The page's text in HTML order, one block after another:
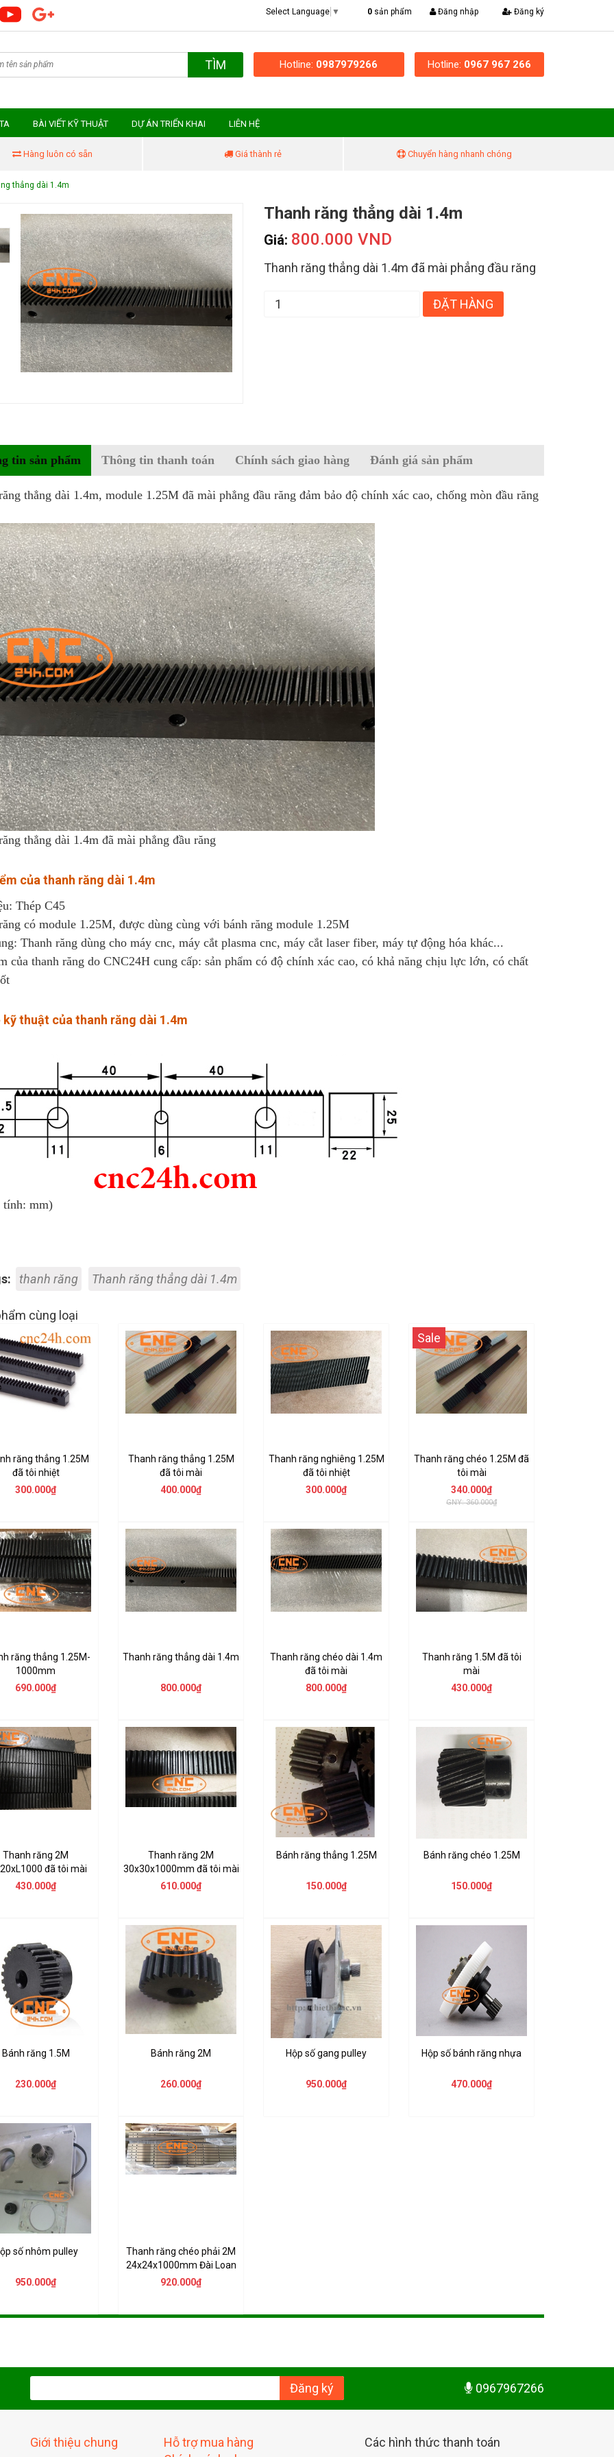
Select Language ▼ 0 sản phẩm Đăng nhập Đăng ký
TÌM Hotline: 0987979266 Hotline: 0967 967 266
BÀI VIẾT KỸ THUẬT DỰ ÁN TRIỂN KHAI LIÊN HỆ
Hàng luôn có sẵn Giá thành rẻ Chuyển hàng nhanh chóng
thẳng dài 1.4m
Thanh răng thẳng dài 1.4m
Giá: 800.000 VND
Thanh răng thẳng dài 1.4m đã mài phẳng đầu răng
ĐẶT HÀNG
tin sản phẩm Thông tin thanh toán Chính sách giao hàng Đánh giá sản phẩm
thẳng dài 1.4m, module 1.25M đã mài phẳng đầu răng đảm bảo độ chính xác cao, chống mòn đầu răng
thẳng dài 1.4m đã mài phẳng đầu răng
của thanh răng dài 1.4m
Thép C45
có module 1.25M, được dùng cùng với bánh răng module 1.25M
Thanh răng dùng cho máy cnc, máy cắt plasma cnc, máy cắt laser fiber, máy tự động hóa khác...
của thanh răng do CNC24H cung cấp: sản phẩm có độ chính xác cao, có khả năng chịu lực lớn, có chất
kỹ thuật của thanh răng dài 1.4m
mm)
thanh răng Thanh răng thẳng dài 1.4m
cùng loại
răng thẳng 1.25M
đã tôi nhiệt
300.000₫
Thanh răng thẳng 1.25M
đã tôi mài
400.000₫
Thanh răng nghiêng 1.25M
đã tôi nhiệt
300.000₫
Sale
Thanh răng chéo 1.25M đã
tôi mài
340.000₫
GNY: 360.000₫
răng thẳng 1.25M-
1000mm
690.000₫
Thanh răng thẳng dài 1.4m
800.000₫
Thanh răng chéo dài 1.4m
đã tôi mài
800.000₫
Thanh răng 1.5M đã tôi
mài
430.000₫
Thanh răng 2M
đã tôi mài
430.000₫
Thanh răng 2M
30x30x1000mm đã tôi mài
610.000₫
Bánh răng thẳng 1.25M
150.000₫
Bánh răng chéo 1.25M
150.000₫
Bánh răng 1.5M
230.000₫
Bánh răng 2M
260.000₫
Hộp số gang pulley
950.000₫
Hộp số bánh răng nhựa
470.000₫
số nhôm pulley
950.000₫
Thanh răng chéo phải 2M
24x24x1000mm Đài Loan
920.000₫
Đăng ký 0967967266
Giới thiệu chung
Hỗ trợ mua hàng
Các hình thức thanh toán